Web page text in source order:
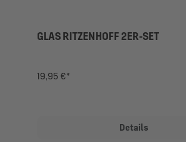
GLAS RITZENHOFF 2ER-SET
19,95 €*
Details